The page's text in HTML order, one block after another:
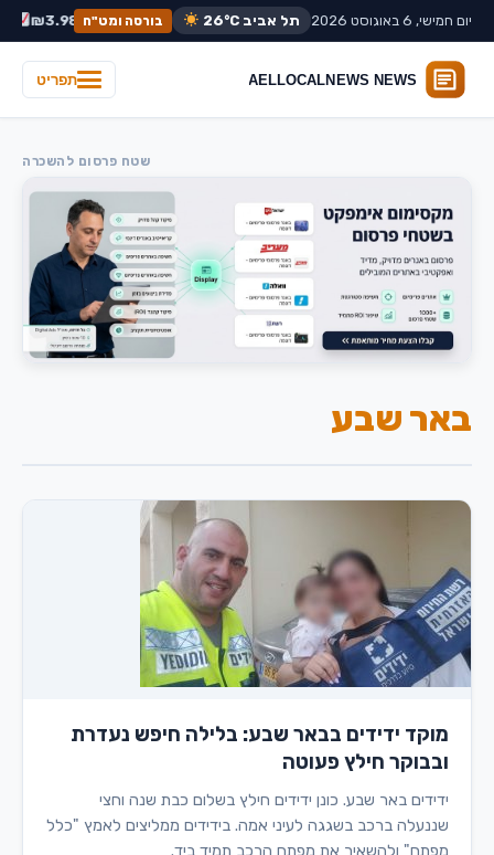
יום חמישי, 6 באוגוסט 2026 תל אביב 26°C בורסה ומט"ח דולר:₪3.65 אירו:₪3.98 ת"א
תפריט
שטח פרסום להשכרה
באר שבע
מוקד ידידים בבאר שבע: בלילה חיפש נעדרת
ובבוקר חילץ פעוטה
ידידים באר שבע. כונן ידידים חילץ בשלום כבת שנה וחצי
שננעלה ברכב בשגגה לעיני אמה. בידידים ממליצים לאמץ "כלל
מפתח" ולהשאיר את מפתח הרכב תמיד ביד.